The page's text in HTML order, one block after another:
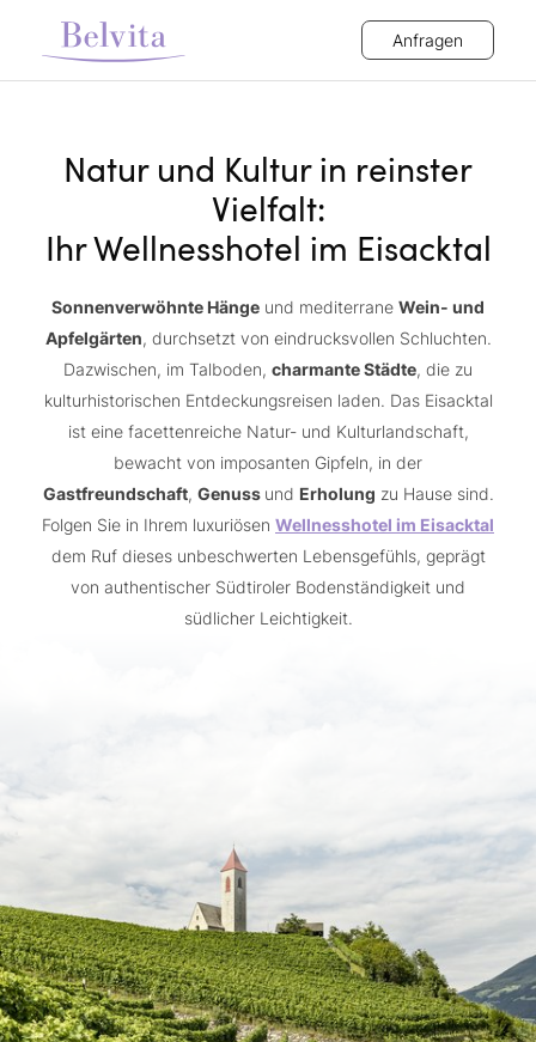
Anfragen
Natur und Kultur in reinster
Vielfalt:
Ihr Wellnesshotel im Eisacktal
Sonnenverwöhnte Hänge und mediterrane Wein- und
Apfelgärten, durchsetzt von eindrucksvollen Schluchten.
Dazwischen, im Talboden, charmante Städte, die zu
kulturhistorischen Entdeckungsreisen laden. Das Eisacktal
ist eine facettenreiche Natur- und Kulturlandschaft,
bewacht von imposanten Gipfeln, in der
Gastfreundschaft, Genuss und Erholung zu Hause sind.
Folgen Sie in Ihrem luxuriösen Wellnesshotel im Eisacktal
dem Ruf dieses unbeschwerten Lebensgefühls, geprägt
von authentischer Südtiroler Bodenständigkeit und
südlicher Leichtigkeit.